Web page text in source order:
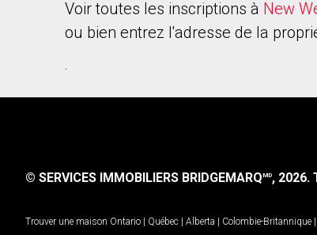
Voir toutes les inscriptions à New
ou bien entrez l'adresse de la
.
© SERVICES IMMOBILIERS BRIDGEMARQMD, 2026.
Trouver une maison Ontario | Québec | Alberta | Colombie-Britannique |